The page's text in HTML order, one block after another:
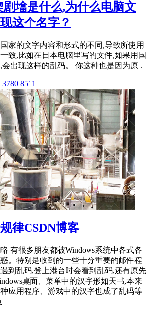
剧墖是什么,为什么电脑文
这个名字？
家的文字内容和形式的不同,导致所使用
致,比如在日本电脑里写的文件,如果用国
会出现这样的乱码。 你这种也是因为原 .
8511
律CSDN博客
有很多朋友都被Windows系统中各式各
。特别是收到的一些十分重要的邮件程
到乱码,登上港台时会看到乱码,还有原先
桌面、菜单中的汉字形如天书,本来
应用程序、游戏中的汉字也成了乱码等